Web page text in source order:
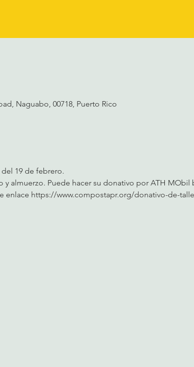
Naguabo, 00718, Puerto Rico
19 de febrero.
y almuerzo. Puede hacer su donativo por ATH MObil
enlace https://www.compostapr.org/donativo-de-